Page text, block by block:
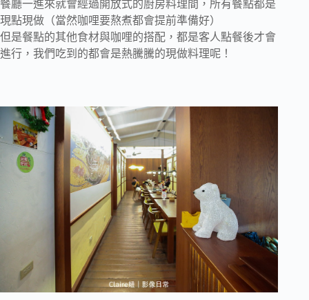
餐廳一進來就會經過開放式的廚房料理間，所有餐點都是
現點現做（當然咖哩要熬煮都會提前準備好）
但是餐點的其他食材與咖哩的搭配，都是客人點餐後才會
進行，我們吃到的都會是熱騰騰的現做料理呢！